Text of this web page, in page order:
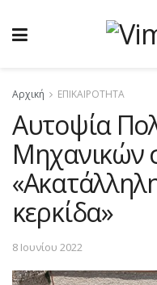
Αρχική ΕΠΙΚΑΙΡΟΤΗΤΑ
Αυτοψία
Μηχανικών
κερκίδα»
8 Ιουνίου 2022